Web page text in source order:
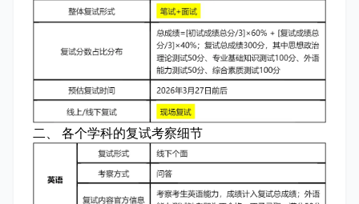
二、 各个学科的复试考察细节